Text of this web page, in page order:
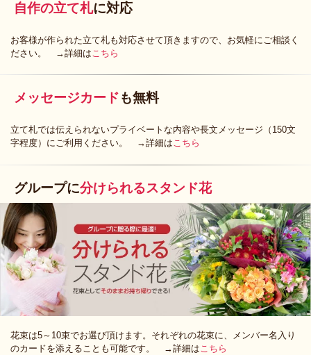
自作の立て札に対応
お客様が作られた立て札も対応させて頂きますので、お気軽にご相談く
ださい。 →詳細は こちら
メッセージカードも無料
立て札では伝えられないプライベートな内容や長文メッセージ（150文
字程度）にご利用ください。 →詳細はこちら
グループに分けられるスタンド花
花束は5～10束でお選び頂けます。それぞれの花束に、メンバー名入り
のカードを添えることも可能です。 →詳細はこちら